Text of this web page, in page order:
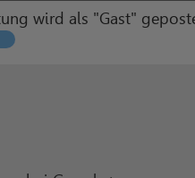
wird als "Gast"